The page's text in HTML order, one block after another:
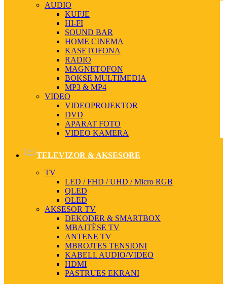
AUDIO
KUFJE
HI-FI
SOUND BAR
HOME CINEMA
KASETOFONA
RADIO
MAGNETOFON
BOKSE MULTIMEDIA
MP3 & MP4
VIDEO
VIDEOPROJEKTOR
DVD
APARAT FOTO
VIDEO KAMERA
TELEVIZOR & AKSESORE
TV
LED / FHD / UHD / Micro RGB
QLED
OLED
AKSESOR TV
DEKODER & SMARTBOX
MBAJTËSE TV
ANTENE TV
MBROJTES TENSIONI
KABELL AUDIO/VIDEO
HDMI
PASTRUES EKRANI